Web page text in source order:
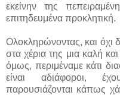
εκείνην της
επιτηδευμένα προκλητική.
Ολοκληρώνοντας, και όχι
στα χέρια της μια καλή
όμως, περιμέναμε κάτι
είναι αδιάφοροι,
παρουσιάζονται κάπως